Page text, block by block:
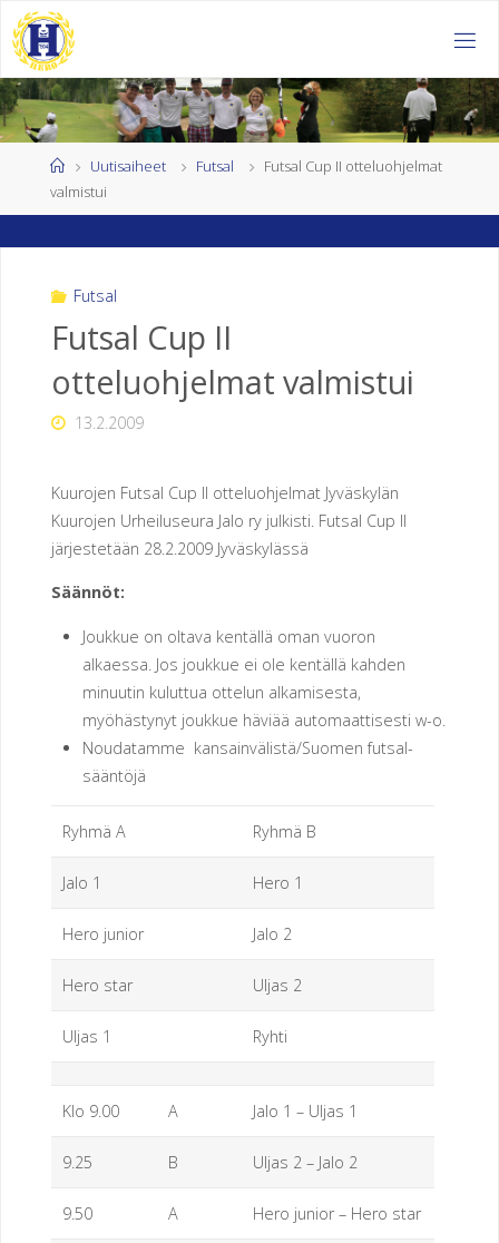
Skip
to
content
EL
SI
N
GI
N
K
UU
OJ
EN
U
R
HE
IL
US
EU
R
H
R
HomeUutisaiheet Futsal
Futsal Cup II otteluohjelmat
valmistui
Futsal
Futsal Cup II
otteluohjelmat valmistui
13.2.2009
Kuurojen Futsal Cup II otteluohjelmat Jyväskylän
Kuurojen Urheiluseura Jalo ry julkisti. Futsal Cup II
järjestetään 28.2.2009 Jyväskylässä
Säännöt:
Joukkue on oltava kentällä oman vuoron
alkaessa. Jos joukkue ei ole kentällä kahden
minuutin kuluttua ottelun alkamisesta,
myöhästynyt joukkue häviää automaattisesti w-o.
Noudatamme kansainvälistä/Suomen futsal-
sääntöjä
Ryhmä A Ryhmä B
Jalo 1 Hero 1
Hero junior Jalo 2
Hero star Uljas 2
Uljas 1 Ryhti
Klo 9.00 A Jalo 1 – Uljas 1
9.25 B Uljas 2 – Jalo 2
9.50 A Hero junior – Hero star